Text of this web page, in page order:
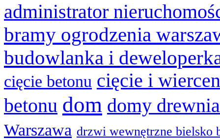
administrator
bramy ogrodzenia
budowlanka i
cięcie betonu cięcie i
betonu dom domy
Warszawa drzwi wewnętrzne bielsko